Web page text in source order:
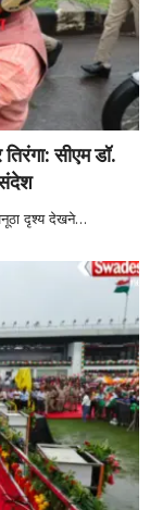
सीएम डॉ.
दृश्य देखने…